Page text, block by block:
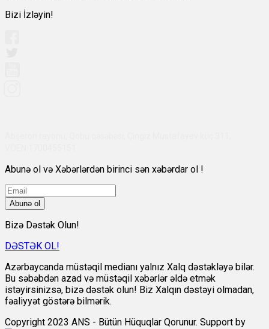
Bizi İzləyin!
Abunə ol və Xəbərlərdən birinci sən xəbərdar ol !
Abunə ol
Bizə Dəstək Olun!
DƏSTƏK OL!
Azərbaycanda müstəqil medianı yalnız Xalq dəstəkləyə bilər.
Bu səbəbdən azad və müstəqil xəbərlər əldə etmək
istəyirsinizsə, bizə dəstək olun! Biz Xalqın dəstəyi olmadan,
fəaliyyət göstərə bilmərik.
Copyright 2023 ANS - Bütün Hüquqlar Qorunur. Support by